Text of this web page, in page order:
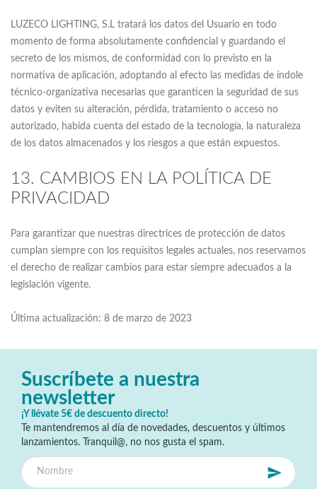
LUZECO LIGHTING, S.L tratará los datos del Usuario en todo
momento de forma absolutamente confidencial y guardando el
secreto de los mismos, de conformidad con lo previsto en la
normativa de aplicación, adoptando al efecto las medidas de índole
técnico-organizativa necesarias que garanticen la seguridad de sus
datos y eviten su alteración, pérdida, tratamiento o acceso no
autorizado, habida cuenta del estado de la tecnología, la naturaleza
de los datos almacenados y los riesgos a que están expuestos.
13. CAMBIOS EN LA POLÍTICA DE
PRIVACIDAD
Para garantizar que nuestras directrices de protección de datos
cumplan siempre con los requisitos legales actuales, nos reservamos
el derecho de realizar cambios para estar siempre adecuados a la
legislación vigente.
Última actualización: 8 de marzo de 2023
Suscríbete a nuestra
newsletter
¡Y llévate 5€ de descuento directo!
Te mantendremos al día de novedades, descuentos y últimos
lanzamientos. Tranquil@, no nos gusta el spam.